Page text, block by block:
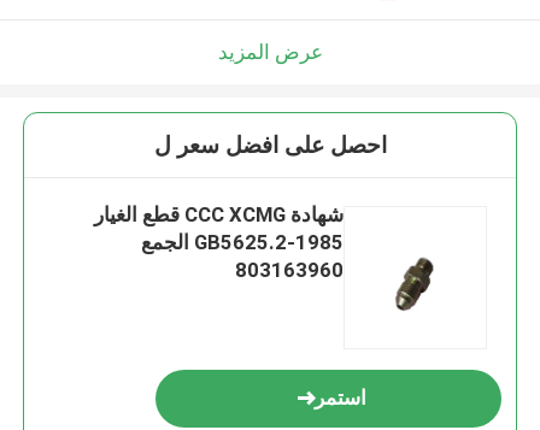
عرض المزيد
احصل على افضل سعر ل
شهادة CCC XCMG قطع الغيار
GB5625.2-1985 الجمع
803163960
استمر